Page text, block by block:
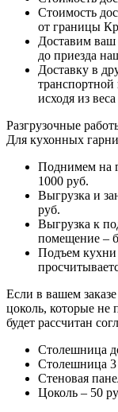
Стоимость
от границы
Доставим ваш
до приезда
Доставку в
транспортной
исходя из
Разгрузочные
Для кухонных
Поднимем на
1000 руб.
Выгрузка и
руб.
Выгрузка к
помещение –
Подъем кухни
Если в вашем
цоколь, которые не
будет рассчитан
Столешница
Столешница 3
Стеновая
Цоколь – 50